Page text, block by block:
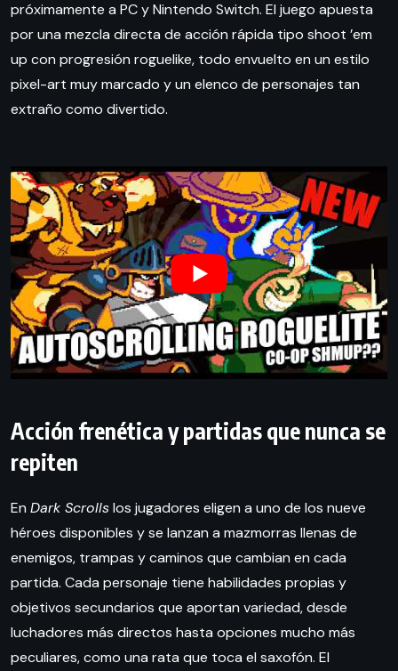
próximamente a PC y Nintendo Switch. El juego apuesta
por una mezcla directa de acción rápida tipo shoot ’em
up con progresión roguelike, todo envuelto en un estilo
pixel-art muy marcado y un elenco de personajes tan
extraño como divertido.
Acción frenética y partidas que nunca se
repiten
En Dark Scrollslos jugadores eligen a uno de los nueve
héroes disponibles y se lanzan a mazmorras llenas de
enemigos, trampas y caminos que cambian en cada
partida. Cada personaje tiene habilidades propias y
objetivos secundarios que aportan variedad, desde
luchadores más directos hasta opciones mucho más
peculiares, como una rata que toca el saxofón. El